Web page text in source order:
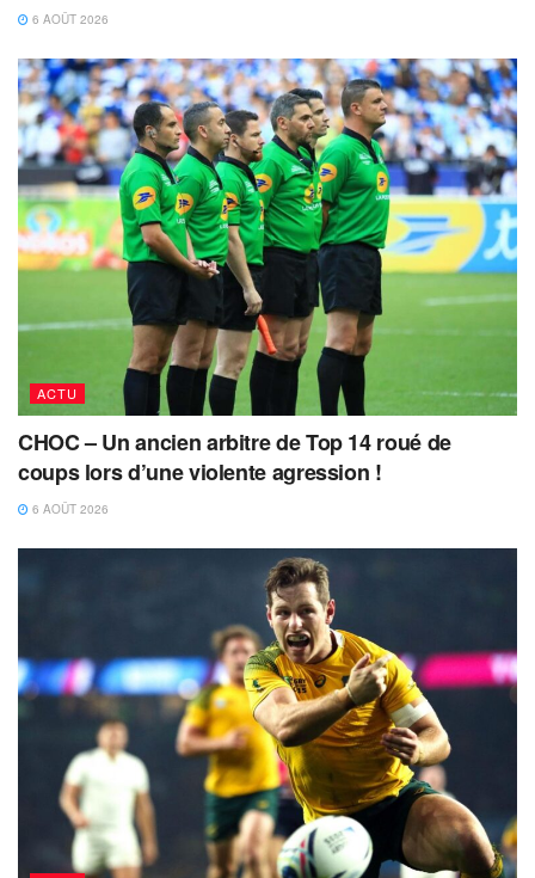
6 AOÛT 2026
ACTU
CHOC – Un ancien arbitre de Top 14 roué de
coups lors d’une violente agression !
6 AOÛT 2026